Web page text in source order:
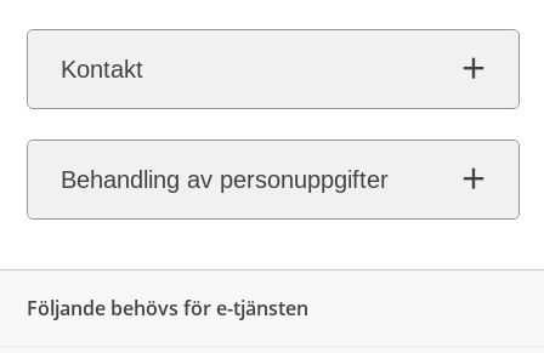
Kontakt
Behandling av personuppgifter
Följande behövs för e-tjänsten